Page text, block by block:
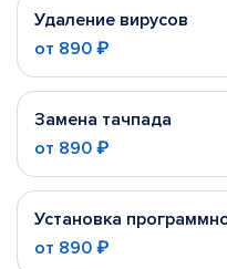
Удаление вирусов
от 890 ₽
Замена тачпада
от 890 ₽
Установка
от 890 ₽